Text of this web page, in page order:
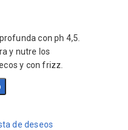
con ph 4,5.
y nutre los
y con frizz.
de deseos